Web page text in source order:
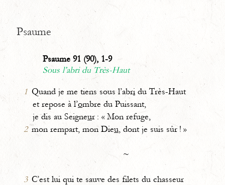
Psaume
Psaume 91 (90), 1-9
Sous l’abri du Très-Haut
1 Quand je me tiens sous l’abri du Très-Haut
et repose à l’ombre du Puissant,
je dis au Seigneur : « Mon refuge,
2 mon rempart, mon Dieu, dont je suis sûr ! »
~
3 C’est lui qui te sauve des filets du chasseur